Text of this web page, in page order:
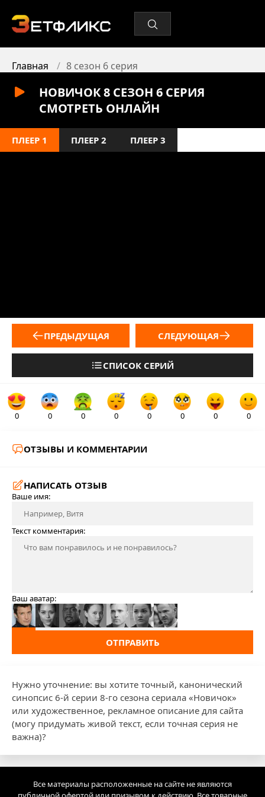
Главная 8 сезон 6 серия
НОВИЧОК 8 СЕЗОН 6 СЕРИЯ
СМОТРЕТЬ ОНЛАЙН
ПЛЕЕР 1 ПЛЕЕР 2 ПЛЕЕР 3
ПРЕДЫДУЩАЯ
СПИСОК СЕРИЙ
СЛЕДУЮЩАЯ
0 0 0 0 0 0 0 0
ОТЗЫВЫ И КОММЕНТАРИИ
НАПИСАТЬ ОТЗЫВ
Ваше имя:
Текст комментария:
Ваш аватар:
ОТПРАВИТЬ
Нужно уточнение: вы хотите точный, канонический
синопсис 6-й серии 8-го сезона сериала «Новичок»
или художественное, рекламное описание для сайта
(могу придумать живой текст, если точная серия не
важна)?
Все материалы расположенные на сайте не являются